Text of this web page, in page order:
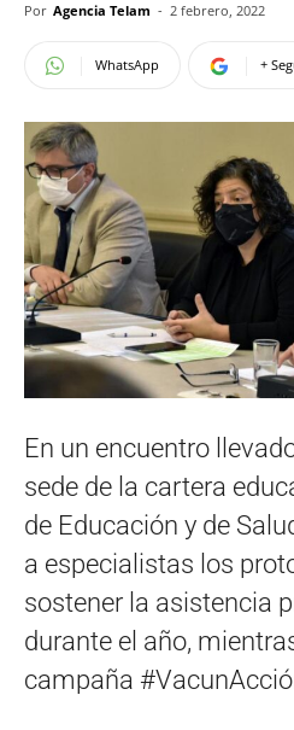
Por Agencia Telam - 2 febrero, 2022
WhatsApp +
En un encuentro
sede de la cartera
de Educación y de
a especialistas los
sostener la asistencia
durante el año,
campaña